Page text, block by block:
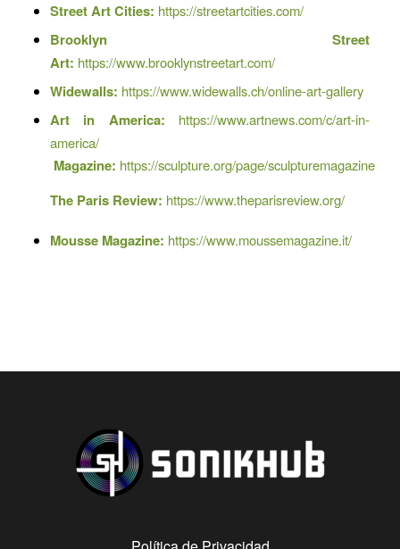
Street Art Cities: https://streetartcities.com/
Brooklyn Street
Art: https://www.brooklynstreetart.com/
Widewalls: https://www.widewalls.ch/online-art-gallery
Art in America:
https://www.artnews.com/c/art-in-
america/
Magazine: https://sculpture.org/page/sculpturemagazine
The Paris Review: https://www.theparisreview.org/
Mousse Magazine: https://www.moussemagazine.it/